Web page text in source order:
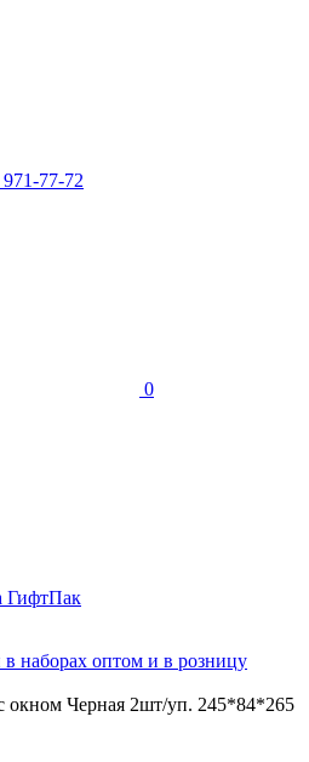
77-72
0
ГифтПак
наборах оптом и в розницу
окном Черная 2шт/уп. 245*84*265